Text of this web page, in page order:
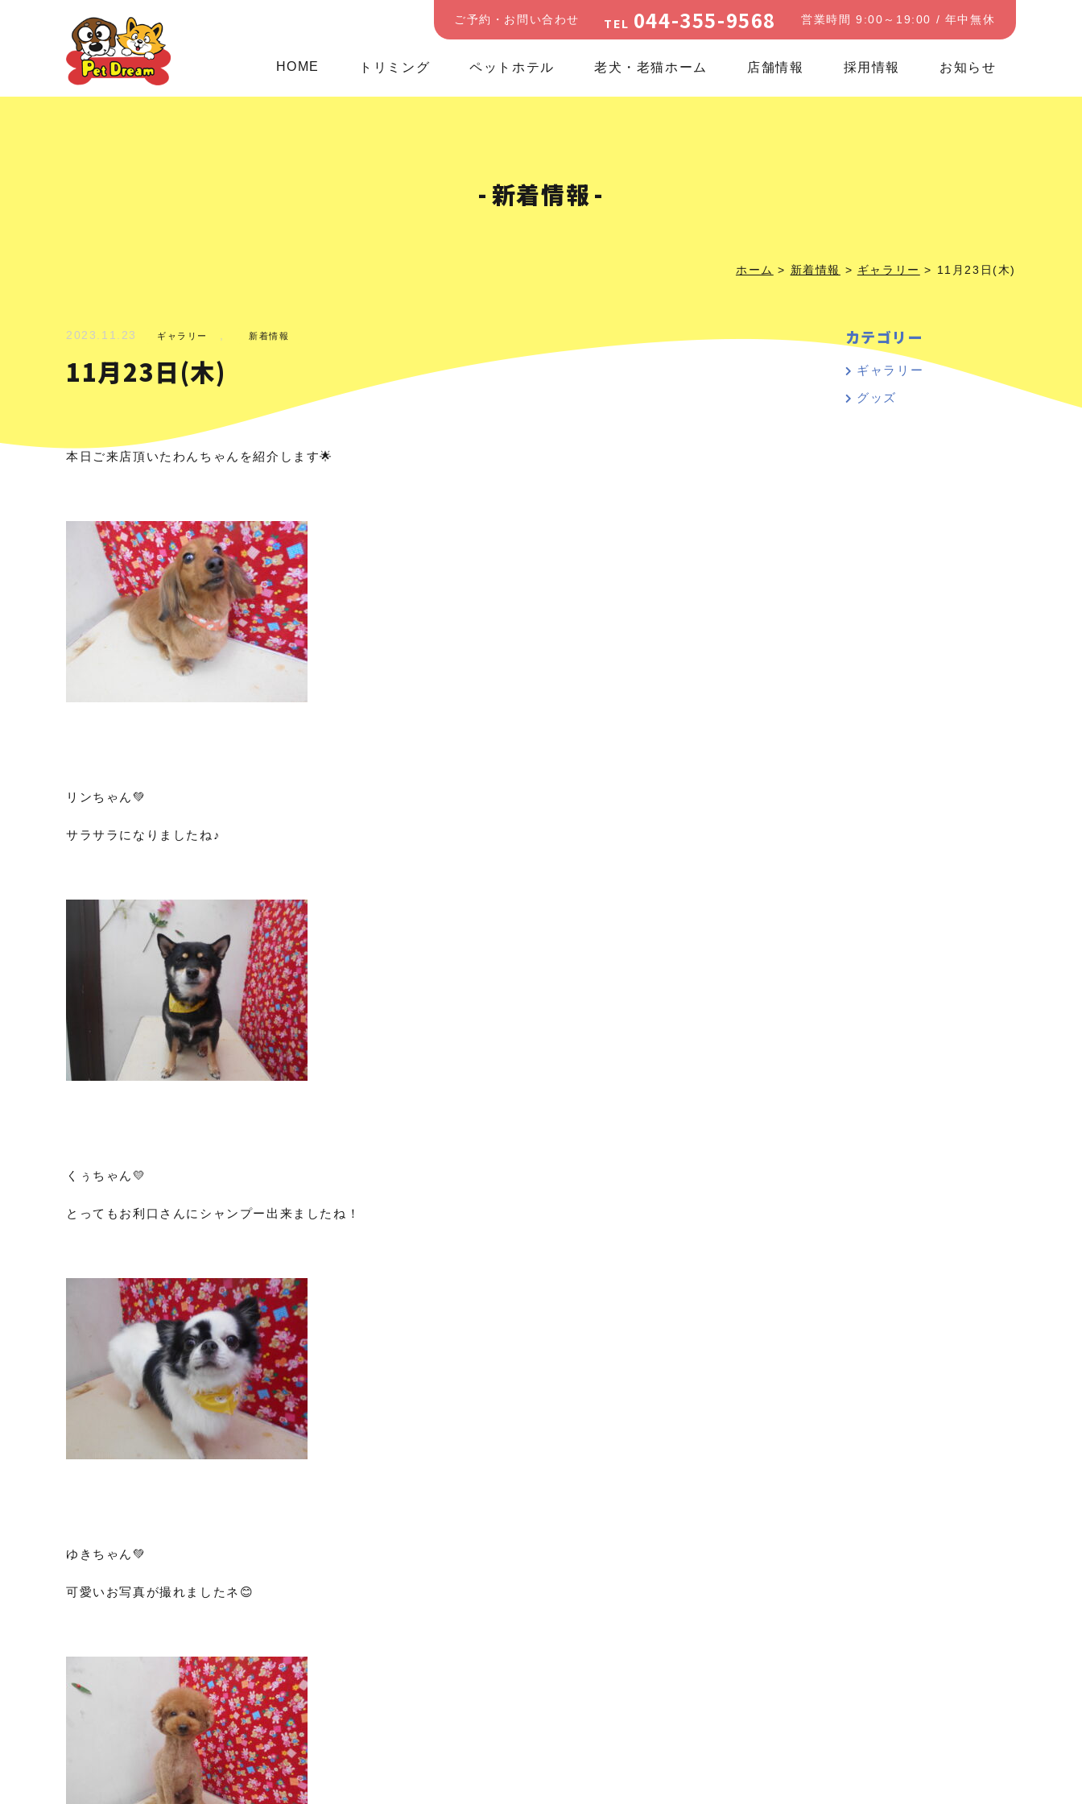
ご予約・お問い合わせ TEL 044-355-9568 営業時間 9:00～19:00 / 年中無休
HOME トリミング ペットホテル 老犬・老猫ホーム 店舗情報 採用情報 お知らせ
新着情報
ホーム > 新着情報 > ギャラリー > 11月23日(木)
2023.11.23 ギャラリー , 新着情報
11月23日(木)
本日ご来店頂いたわんちゃんを紹介します🌟
リンちゃん💚
サラサラになりましたね♪
くぅちゃん💛
とってもお利口さんにシャンプー出来ましたね！
ゆきちゃん💚
可愛いお写真が撮れましたネ😊
カテゴリー
ギャラリー
グッズ